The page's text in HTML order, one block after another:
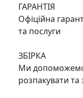
ГАРАНТІЯ
Офіційна
та послуги
ЗБІРКА
Ми допоможемо
розпакувати та